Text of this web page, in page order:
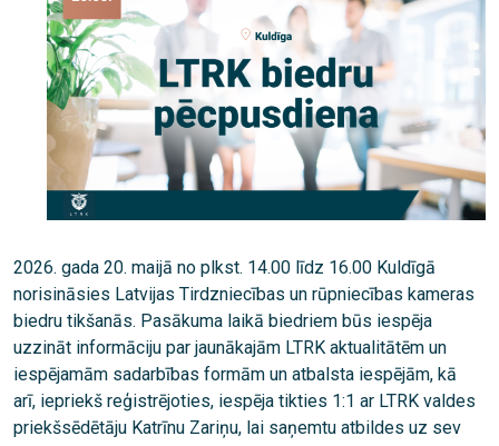
2026. gada 20. maijā no plkst. 14.00 līdz 16.00 Kuldīgā
norisināsies Latvijas Tirdzniecības un rūpniecības kameras
biedru tikšanās. Pasākuma laikā biedriem būs iespēja
uzzināt informāciju par jaunākajām LTRK aktualitātēm un
iespējamām sadarbības formām un atbalsta iespējām, kā
arī, iepriekš reģistrējoties, iespēja tikties 1:1 ar LTRK valdes
priekšsēdētāju Katrīnu Zariņu, lai saņemtu atbildes uz sev